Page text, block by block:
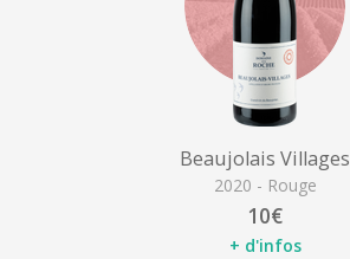
Beaujolais Villages
2020 - Rouge
10€
+ d'infos